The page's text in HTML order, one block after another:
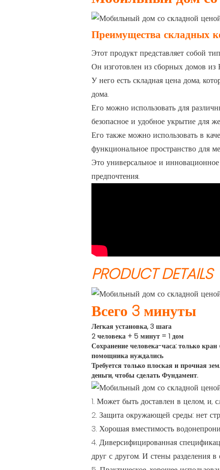
Преимущества складных
Этот продукт представляет собой
Он изготовлен из сборных домов из
У него есть складная цена дома,
дома.
Его можно использовать для
безопасное и удобное укрытие для
Его также можно использовать в
функциональное пространство для
Это универсальное и
предпочтения.
PRODUCT DETAILS
Всего 3 минуты
Легкая установка, 3 шага
2 человека + 5 минут = 1 дом
Сохранение человека-часа: только
помощника нуждались
Требуется только плоская и прочная
деньги, чтобы сделать Фундамент.
1. Может быть доставлен в целом, и,
2. Защита окружающей среды: нет
3. Хорошая вместимость
4. Диверсифицированная
друг с другом. И стены разделения в